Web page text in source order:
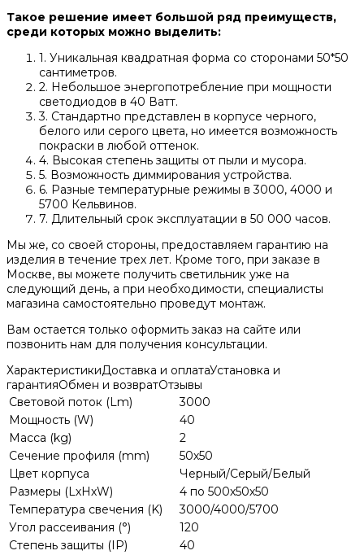
Такое решение имеет большой ряд преимуществ,
среди которых можно выделить:
1. Уникальная квадратная форма со сторонами 50*50
сантиметров.
2. Небольшое энергопотребление при мощности
светодиодов в 40 Ватт.
3. Стандартно представлен в корпусе черного,
белого или серого цвета, но имеется возможность
покраски в любой оттенок.
4. Высокая степень защиты от пыли и мусора.
5. Возможность диммирования устройства.
6. Разные температурные режимы в 3000, 4000 и
5700 Кельвинов.
7. Длительный срок эксплуатации в 50 000 часов.
Мы же, со своей стороны, предоставляем гарантию на
изделия в течение трех лет. Кроме того, при заказе в
Москве, вы можете получить светильник уже на
следующий день, а при необходимости, специалисты
магазина самостоятельно проведут монтаж.
Вам остается только оформить заказ на сайте или
позвонить нам для получения консультации.
ХарактеристикиДоставка и оплатаУстановка и
гарантияОбмен и возвратОтзывы
Световой поток (Lm)
3000
Мощность (W)
40
Масса (kg)
2
Сечение профиля (mm)
50х50
Цвет корпуса
Черный/Серый/Белый
Размеры (LхHхW)
4 по 500х50х50
Температура свечения (K)
3000/4000/5700
Угол рассеивания (°)
120
Степень защиты (IP)
40